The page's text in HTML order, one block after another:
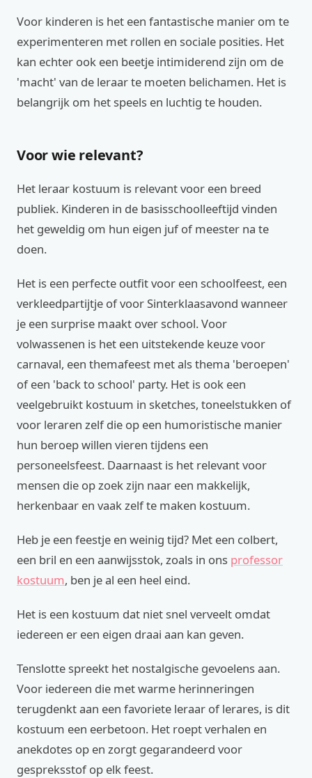
Voor kinderen is het een fantastische manier om te
experimenteren met rollen en sociale posities. Het
kan echter ook een beetje intimiderend zijn om de
'macht' van de leraar te moeten belichamen. Het is
belangrijk om het speels en luchtig te houden.
Voor wie relevant?
Het leraar kostuum is relevant voor een breed
publiek. Kinderen in de basisschoolleeftijd vinden
het geweldig om hun eigen juf of meester na te
doen.
Het is een perfecte outfit voor een schoolfeest, een
verkleedpartijtje of voor Sinterklaasavond wanneer
je een surprise maakt over school. Voor
volwassenen is het een uitstekende keuze voor
carnaval, een themafeest met als thema 'beroepen'
of een 'back to school' party. Het is ook een
veelgebruikt kostuum in sketches, toneelstukken of
voor leraren zelf die op een humoristische manier
hun beroep willen vieren tijdens een
personeelsfeest. Daarnaast is het relevant voor
mensen die op zoek zijn naar een makkelijk,
herkenbaar en vaak zelf te maken kostuum.
Heb je een feestje en weinig tijd? Met een colbert,
een bril en een aanwijsstok, zoals in ons professor
kostuum, ben je al een heel eind.
Het is een kostuum dat niet snel verveelt omdat
iedereen er een eigen draai aan kan geven.
Tenslotte spreekt het nostalgische gevoelens aan.
Voor iedereen die met warme herinneringen
terugdenkt aan een favoriete leraar of lerares, is dit
kostuum een eerbetoon. Het roept verhalen en
anekdotes op en zorgt gegarandeerd voor
gespreksstof op elk feest.